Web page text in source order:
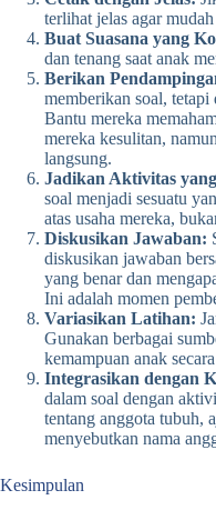
terlihat jelas agar
Buat Suasana yang
dan tenang saat anak
Berikan
memberikan soal, tetapi
Bantu mereka
mereka kesulitan,
langsung.
Jadikan Aktivitas
soal menjadi sesuatu
atas usaha mereka,
Diskusikan Jawaban:
diskusikan jawaban
yang benar dan
Ini adalah momen
Variasikan Latihan:
Gunakan berbagai
kemampuan anak
Integrasikan dengan
dalam soal dengan
tentang anggota tubuh,
menyebutkan nama
Kesimpulan